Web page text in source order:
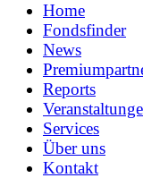
Home
Fondsfinder
News
Reports
Services
Über uns
Kontakt